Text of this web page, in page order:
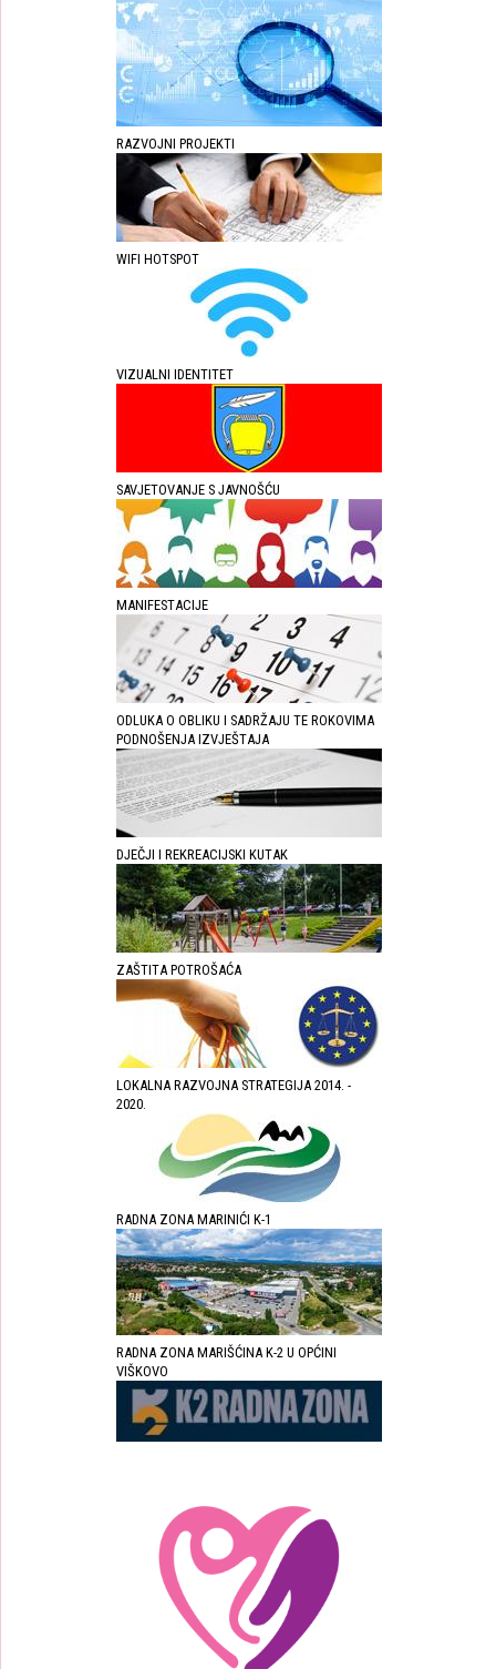
RAZVOJNI PROJEKTI
WIFI HOTSPOT
VIZUALNI IDENTITET
SAVJETOVANJE S JAVNOŠĆU
MANIFESTACIJE
ODLUKA O OBLIKU I SADRŽAJU TE ROKOVIMA
PODNOŠENJA IZVJEŠTAJA
DJEČJI I REKREACIJSKI KUTAK
ZAŠTITA POTROŠAĆA
LOKALNA RAZVOJNA STRATEGIJA 2014. -
2020.
RADNA ZONA MARINIĆI K-1
RADNA ZONA MARIŠĆINA K-2 U OPĆINI
VIŠKOVO